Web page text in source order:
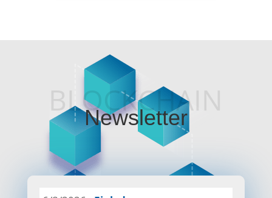
BLOCKCHAIN
Newsletter